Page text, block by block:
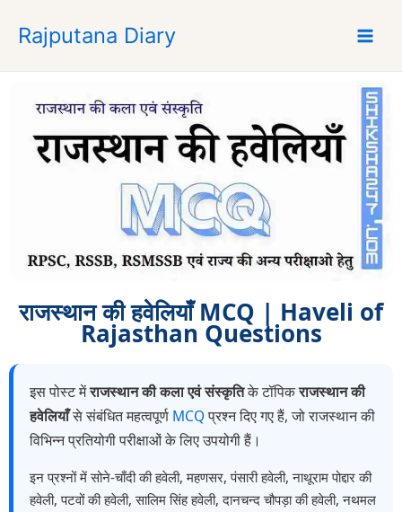
p
Rajputana Diary
राजस्थान की हवेलियाँ MCQ | Haveli of
Rajasthan Questions
इस पोस्ट मेंराजस्थान की कला एवं संस्कृतिके टॉपिकराजस्थान की
हवेलियाँसे संबंधित महत्वपूर्ण MCQप्रश्न दिए गए हैं, जो राजस्थान की
विभिन्न प्रतियोगी परीक्षाओं के लिए उपयोगी हैं।
इन प्रश्नों में सोने-चाँदी की हवेली, महणसर, पंसारी हवेली, नाथूराम पोद्दार की
हवेली, पटवों की हवेली, सालिम सिंह हवेली, दानचन्द चौपड़ा की हवेली, नथमल